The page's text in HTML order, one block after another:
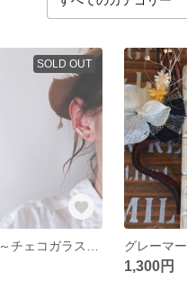
SOLD OUT
1,300円